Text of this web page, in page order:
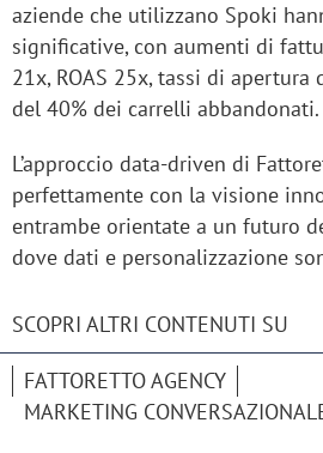
aziende che utilizzano Spoki
significative, con aumenti di
21x, ROAS 25x, tassi di apertura
del 40% dei carrelli abbandonati.
L’approccio data-driven di
perfettamente con la visione
entrambe orientate a un futuro
dove dati e personalizzazione
SCOPRI ALTRI CONTENUTI SU
FATTORETTO AGENCY
MARKETING